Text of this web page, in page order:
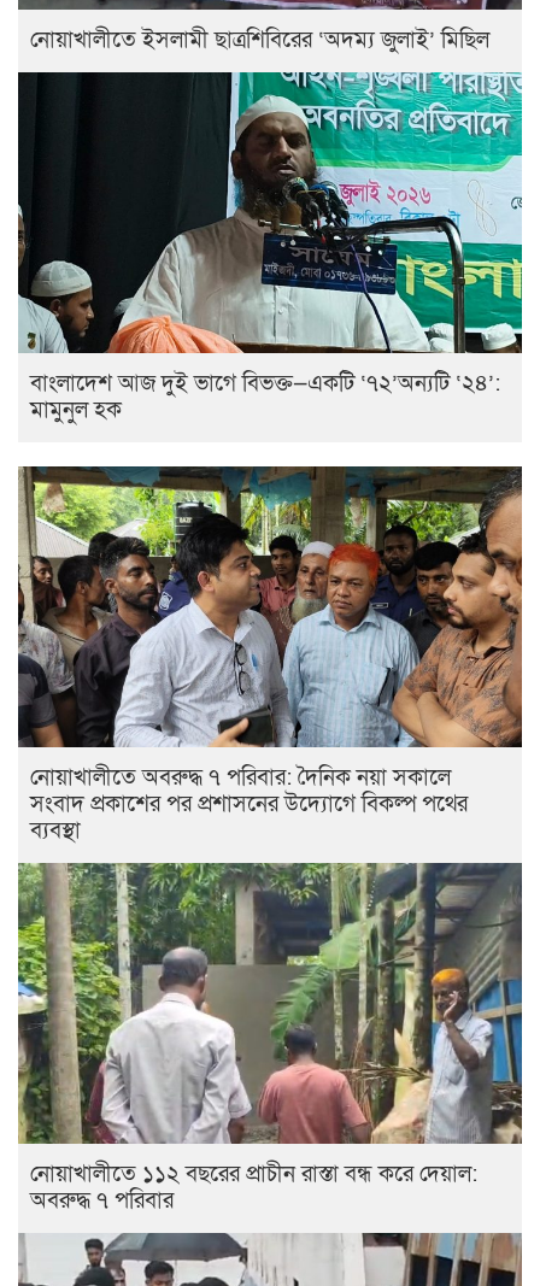
নোয়াখালীতে ইসলামী ছাত্রশিবিরের ‘অদম্য জুলাই’ মিছিল
বাংলাদেশ আজ দুই ভাগে বিভক্ত—একটি ‘৭২’অন্যটি ‘২৪’:
মামুনুল হক
নোয়াখালীতে অবরুদ্ধ ৭ পরিবার: দৈনিক নয়া সকালে
সংবাদ প্রকাশের পর প্রশাসনের উদ্যোগে বিকল্প পথের
ব্যবস্থা
নোয়াখালীতে ১১২ বছরের প্রাচীন রাস্তা বন্ধ করে দেয়াল:
অবরুদ্ধ ৭ পরিবার